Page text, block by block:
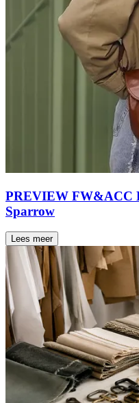
PREVIEW FW&ACC
Sparrow
Lees meer